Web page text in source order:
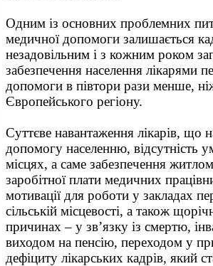
Одним із основних проблемних
медичної допомоги залишається
незадовільним і з кожним роком
забезпечення населення лікарями
допомоги в півтори рази менше,
Європейського регіону.
Суттєве навантаження лікарів, що
допомогу населенню, відсутність
місцях, а саме забезпечення
заробітної плати медичних
мотивації для роботи у закладах
сільській місцевості, а також
причинах – у зв’язку із смертю,
виходом на пенсію, переходом у
дефіциту лікарських кадрів, який